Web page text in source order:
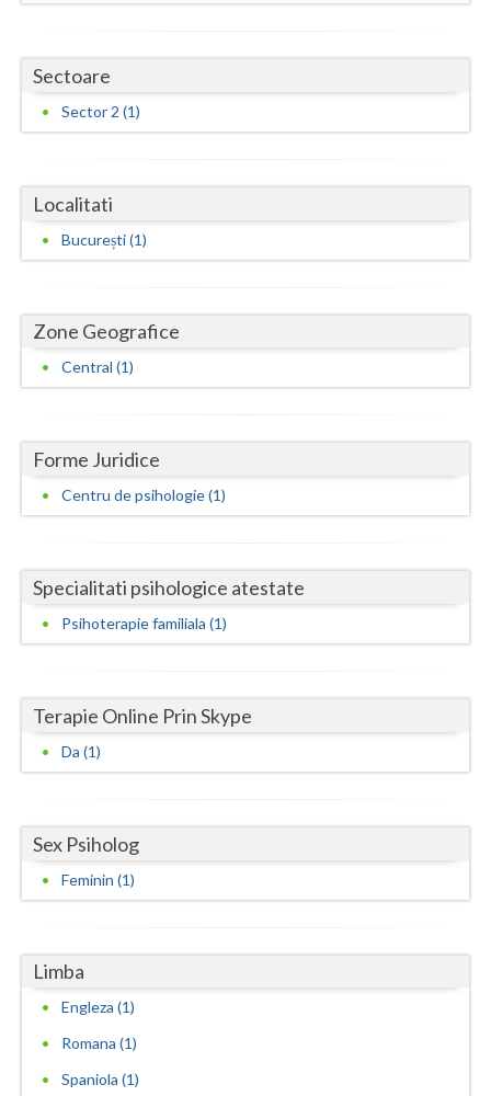
Dolj
Gorj
Hunedoara
Ialomita
Iasi
Ilfov
Mehedinti
Mures
Olt
Prahova
Satu-Mare
Sibiu
Teleorman
Timis
Valcea
Vaslui
Sectoare
Sector 2 (1)
Localitati
București (1)
Zone Geografice
Central (1)
Forme Juridice
Centru de psihologie (1)
Specialitati psihologice atestate
Psihoterapie familiala (1)
Terapie Online Prin Skype
Da (1)
Sex Psiholog
Feminin (1)
Limba
Engleza (1)
Romana (1)
Spaniola (1)